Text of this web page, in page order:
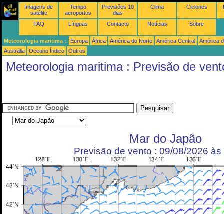
Imagens de
satélite
Tempo
aeroportos
Previsões 10
dias
Clima Ciclones
FAQ Línguas Contacto Notícias Sobre
Meteorologia maritima : Europa África América do Norte América Central
América
Austrália
Oceano Índico Outros
Meteorologia maritima : Previsão de
Mar do Japão
Previsão de vento : 09/08/2026 às